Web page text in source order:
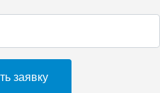
заявку